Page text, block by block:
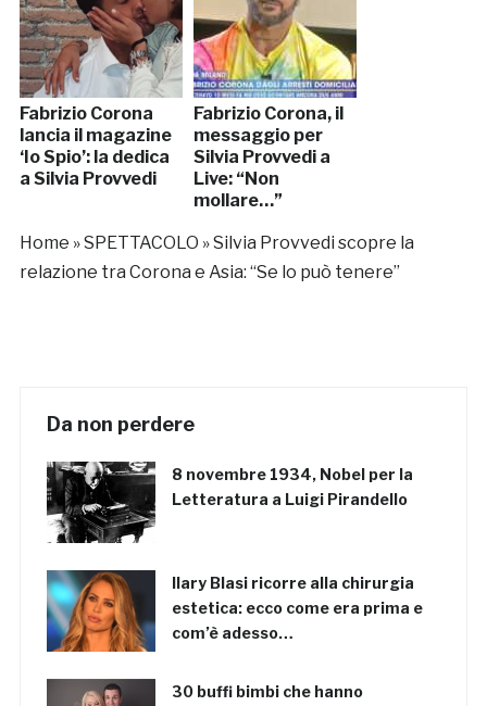
Fabrizio Corona
lancia il magazine
‘Io Spio’: la dedica
a Silvia Provvedi
Fabrizio Corona, il
messaggio per
Silvia Provvedi a
Live: “Non
mollare…”
Home »SPETTACOLO »Silvia Provvedi scopre la
relazione tra Corona e Asia: “Se lo può tenere”
Da non perdere
8 novembre 1934, Nobel per la
Letteratura a Luigi Pirandello
Ilary Blasi ricorre alla chirurgia
estetica: ecco come era prima e
com’è adesso…
30 buffi bimbi che hanno